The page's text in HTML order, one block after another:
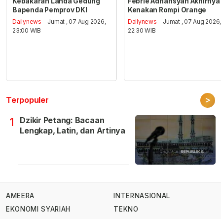
Bapenda Pemprov DKI
Dailynews - Jumat , 07 Aug 2026,
23:00 WIB
Kenakan Rompi Orange
Dailynews - Jumat , 07 Aug 2026,
22:30 WIB
Terpopuler >
1
Dzikir Petang: Bacaan
Lengkap, Latin, dan Artinya
AMEERA
EKONOMI SYARIAH
INTERNASIONAL
TEKNO